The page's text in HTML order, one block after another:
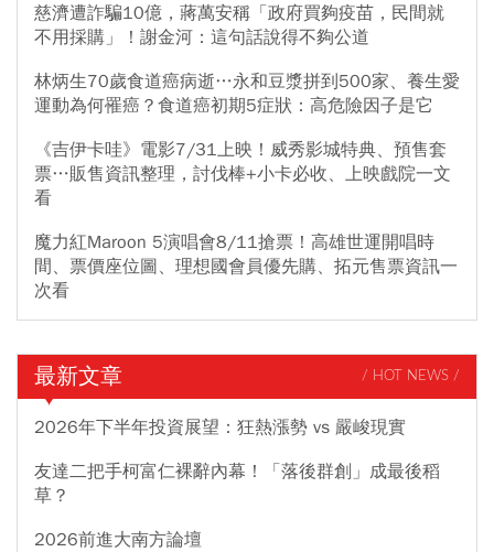
慈濟遭詐騙10億，蔣萬安稱「政府買夠疫苗，民間就
不用採購」！謝金河：這句話說得不夠公道
林炳生70歲食道癌病逝…永和豆漿拼到500家、養生愛
運動為何罹癌？食道癌初期5症狀：高危險因子是它
《吉伊卡哇》電影7/31上映！威秀影城特典、預售套
票…販售資訊整理，討伐棒+小卡必收、上映戲院一文
看
魔力紅Maroon 5演唱會8/11搶票！高雄世運開唱時
間、票價座位圖、理想國會員優先購、拓元售票資訊一
次看
最新文章 / HOT NEWS /
2026年下半年投資展望：狂熱漲勢 vs 嚴峻現實
友達二把手柯富仁裸辭內幕！「落後群創」成最後稻
草？
2026前進大南方論壇